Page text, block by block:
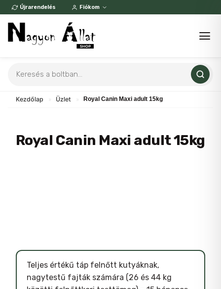
Skip
content
Újrarendelés Fiókom
search
Kezdőlap Üzlet Royal Canin Maxi adult 15kg
Royal Canin Maxi adult 15kg
Teljes értékű táp felnőtt kutyáknak,
nagytestű fajták számára (26 és 44 kg